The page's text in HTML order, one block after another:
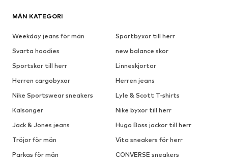
MÄN KATEGORI
Weekday jeans för män
Sportbyxor till herr
Svarta hoodies
new balance skor
Sportskor till herr
Linneskjortor
Herren cargobyxor
Herren jeans
Nike Sportswear sneakers
Lyle & Scott T-shirts
Kalsonger
Nike byxor till herr
Jack & Jones jeans
Hugo Boss jackor till herr
Tröjor för män
Vita sneakers för herr
Parkas för män
CONVERSE sneakers